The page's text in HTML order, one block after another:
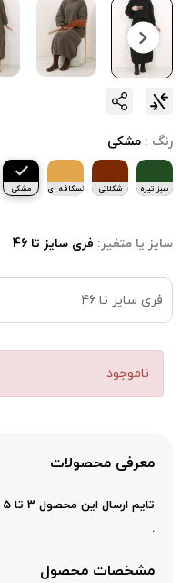
رنگ : مشکی
سبز تیره شکلاتی نسکافه ای مشکی
سایز یا متغیر: فری سایز تا 46
فری سایز تا 46
ناموجود
معرفی محصولات
.
مشخصات محصول